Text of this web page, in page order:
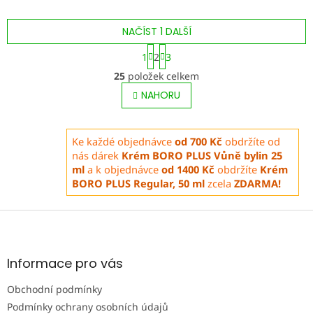
extraktu a sušeného prášku
z listů. V ajurvédě je tulsi...
z oddenků. Kurkuma je
ceněná pro obsah
curcuminoidů a bývá...
O
v
l
á
a
c
í
p
r
k
u
NAČÍST 1 DALŠÍ
S
t
r
á
n
k
v
á
n
í
1 2 3
25 položek celkem
NAHORU
Ke každé objednávce od 700 Kč obdržíte od
nás dárek Krém BORO PLUS Vůně bylin 25
ml a k objednávce od 1400 Kč obdržíte Krém
BORO PLUS Regular, 50 ml zcela ZDARMA!
Z
aInformace pro vás
Obchodní podmínky
Podmínky ochrany osobních údajů